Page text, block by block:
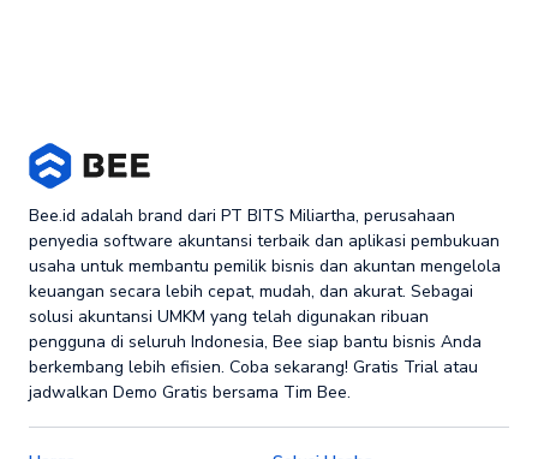
Bee.id adalah brand dari PT BITS Miliartha, perusahaan
penyedia software akuntansi terbaik dan aplikasi pembukuan
usaha untuk membantu pemilik bisnis dan akuntan mengelola
keuangan secara lebih cepat, mudah, dan akurat. Sebagai
solusi akuntansi UMKM yang telah digunakan ribuan
pengguna di seluruh Indonesia, Bee siap bantu bisnis Anda
berkembang lebih efisien. Coba sekarang! Gratis Trial atau
jadwalkan Demo Gratis bersama Tim Bee.